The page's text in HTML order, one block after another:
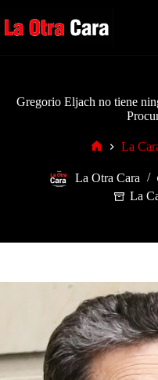
al
contenido
Gregorio Eljach no tiene
La
La Otra Cara
La